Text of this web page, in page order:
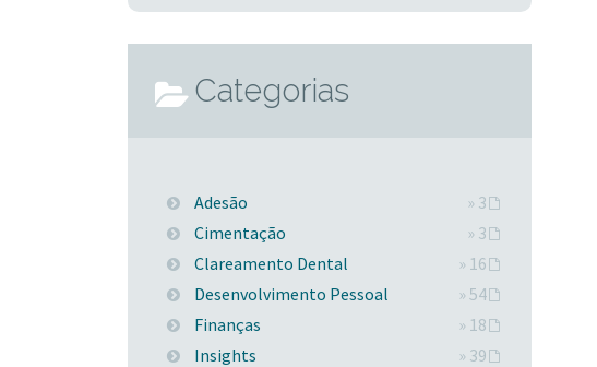
Categorias
Adesão
» 3
Cimentação
» 3
Clareamento Dental
» 16
Desenvolvimento Pessoal
» 54
Finanças
» 18
Insights
» 39